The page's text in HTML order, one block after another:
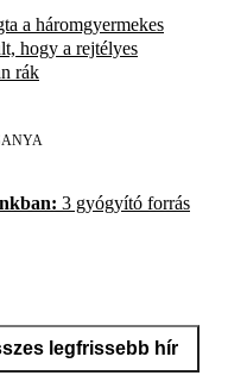
a háromgyermekes
hogy a rejtélyes
rák
3 gyógyító forrás
legfrissebb hír